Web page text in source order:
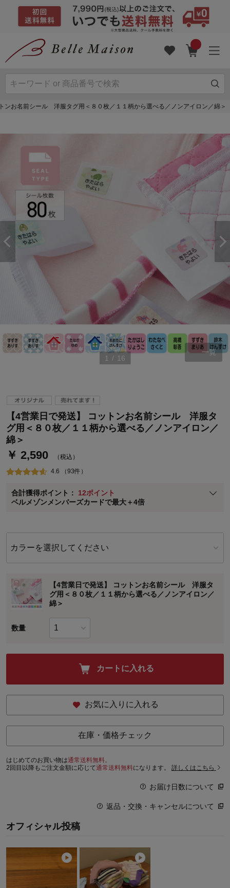
ンお名前シール 洋服タグ用＜８０枚／１１柄から選べる／ノンアイロン／綿＞
1 / 16
一覧
【4営業日で発送】 コットンお名前シール 洋服タ
グ用＜８０枚／１１柄から選べる／ノンアイロン／
綿＞
￥ 2,590 （税込）
4.6 （93件）
合計獲得ポイント： 12ポイント
ベルメゾンメンバーズカードで最大＋4倍
さらにポイント還元最大16倍！
ベルメゾンご優待サービスについて
通常商品送料無料 返品引取無料（JCBのみ）
即時入会なら更に500円OFFクーポンプレゼント
※メンバーズカードの加算ポイントはステージ倍率適用前の基本ポイント
に対して適用されます。
カラーを選択してください
【4営業日で発送】 コットンお名前シール 洋服タ
グ用＜８０枚／１１柄から選べる／ノンアイロン／
綿＞
数量
カートに入れる
お気に入りに入れる
在庫・価格チェック
はじめてのお買い物は通常送料無料。
2回目以降もご注文金額に応じて通常送料無料になります。 詳しくはこちら
お届け日数について
返品・交換・キャンセルについて
オフィシャル投稿